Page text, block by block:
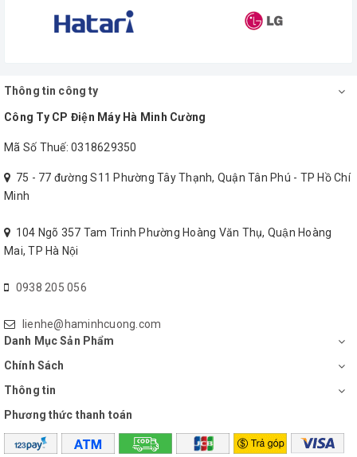
hậu cần. Với nhiều chi nhánh được mở trên toàn quốc, các
sản phẩm mang thương hiệu
luôn khẳng định
Thông tin công ty
Công Ty CP Điện Máy Hà Minh Cường
Mã Số Thuế: 0318629350
75 - 77 đường S11 Phường Tây Thạnh, Quận Tân Phú - TP Hồ Chí
Minh
104 Ngõ 357 Tam Trinh Phường Hoàng Văn Thụ, Quận Hoàng
Mai, TP Hà Nội
0938 205 056
lienhe@haminhcuong.com
Danh Mục Sản Phẩm
Chính Sách
Thông tin
Phương thức thanh toán